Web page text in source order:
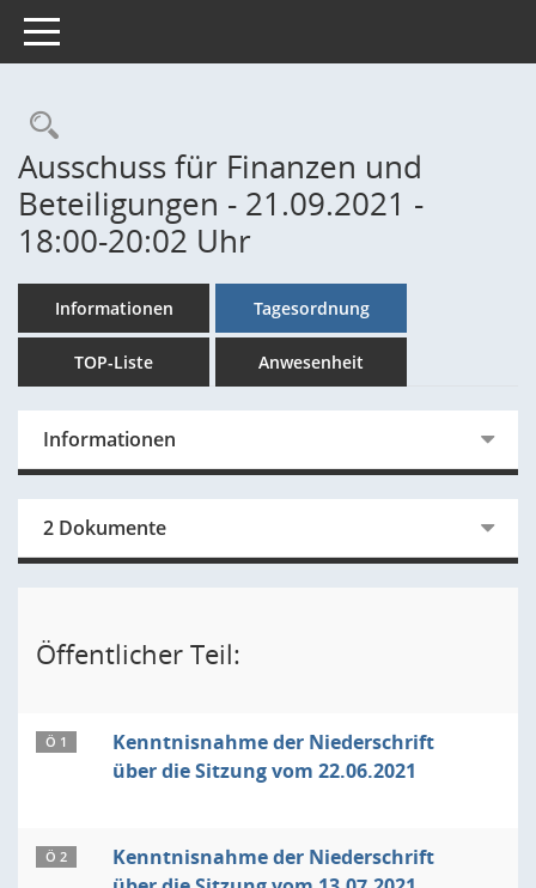
Toggle navigation
Rechercheauswahl
Ausschuss für Finanzen und
Beteiligungen - 21.09.2021 -
18:00-20:02 Uhr
Informationen Tagesordnung
TOP-Liste Anwesenheit
Informationen
2 Dokumente
Öffentlicher Teil:
Ö 1
Kenntnisnahme der Niederschrift
über die Sitzung vom 22.06.2021
Ö 2
Kenntnisnahme der Niederschrift